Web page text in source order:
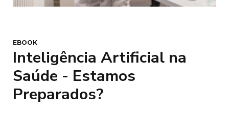
EBOOK
Inteligência Artificial na
Saúde - Estamos
Preparados?